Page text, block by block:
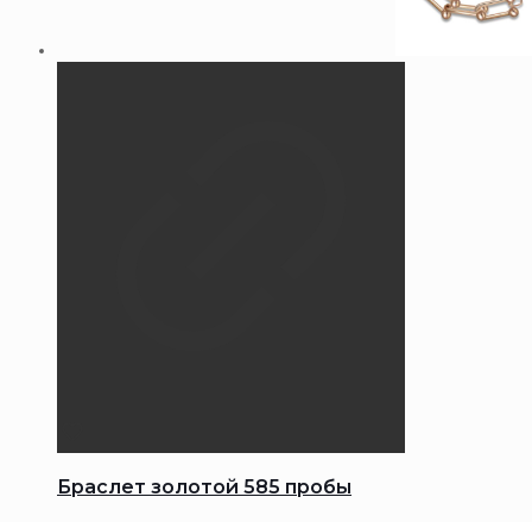
Браслет золотой 585 пробы